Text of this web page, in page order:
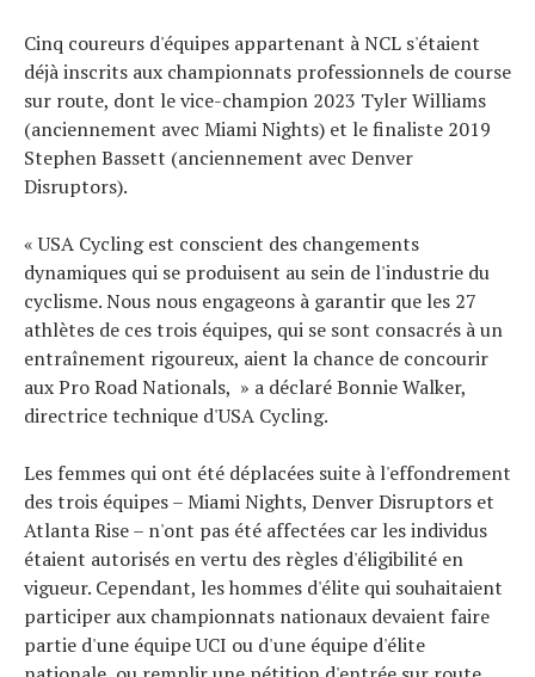
Cinq coureurs d'équipes appartenant à NCL s'étaient
déjà inscrits aux championnats professionnels de course
sur route, dont le vice-champion 2023 Tyler Williams
(anciennement avec Miami Nights) et le finaliste 2019
Stephen Bassett (anciennement avec Denver
Disruptors).
« USA Cycling est conscient des changements
dynamiques qui se produisent au sein de l'industrie du
cyclisme. Nous nous engageons à garantir que les 27
athlètes de ces trois équipes, qui se sont consacrés à un
entraînement rigoureux, aient la chance de concourir
aux Pro Road Nationals, » a déclaré Bonnie Walker,
directrice technique d'USA Cycling.
Les femmes qui ont été déplacées suite à l'effondrement
des trois équipes – Miami Nights, Denver Disruptors et
Atlanta Rise – n'ont pas été affectées car les individus
étaient autorisés en vertu des règles d'éligibilité en
vigueur. Cependant, les hommes d'élite qui souhaitaient
participer aux championnats nationaux devaient faire
partie d'une équipe UCI ou d'une équipe d'élite